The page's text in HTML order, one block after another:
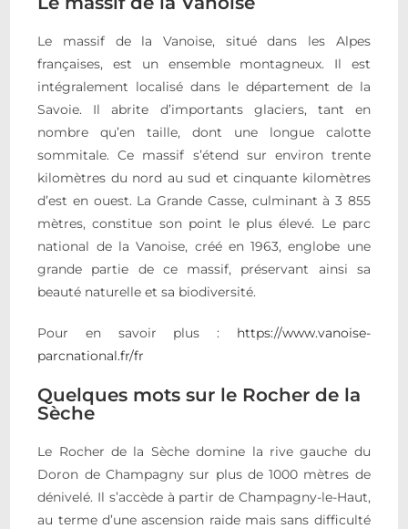
Le massif de la Vanoise, situé dans les Alpes
françaises, est un ensemble montagneux. Il est
intégralement localisé dans le département de la
Savoie. Il abrite d’importants glaciers, tant en
nombre qu’en taille, dont une longue calotte
sommitale. Ce massif s’étend sur environ trente
kilomètres du nord au sud et cinquante kilomètres
d’est en ouest. La Grande Casse, culminant à 3 855
mètres, constitue son point le plus élevé. Le parc
national de la Vanoise, créé en 1963, englobe une
grande partie de ce massif, préservant ainsi sa
beauté naturelle et sa biodiversité.
Pour en savoir plus : https://www.vanoise-
parcnational.fr/fr
Quelques mots sur le Rocher de la
Sèche
Le Rocher de la Sèche domine la rive gauche du
Doron de Champagny sur plus de 1000 mètres de
dénivelé. Il s’accède à partir de Champagny-le-Haut,
au terme d’une ascension raide mais sans difficulté